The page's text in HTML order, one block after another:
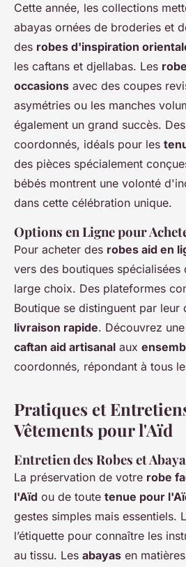
Cette année, les collections
abayas ornées de broderies et
des robes d'inspiration
les caftans et djellabas. Les
occasions avec des coupes
asymétries ou les manches
également un grand succès.
coordonnés, idéals pour les
des pièces spécialement
bébés montrent une volonté
dans cette célébration unique.
Options en Ligne pour
Pour acheter des robes aid en
vers des boutiques spécialisées
large choix. Des plateformes
Boutique se distinguent par leur
livraison rapide. Découvrez
caftan aid artisanal aux
coordonnés, répondant à tous
Pratiques et
Vêtements pour l'Aïd
Entretien des Robes et
La préservation de votre robe
l'Aïd ou de toute tenue pour
gestes simples mais essentiels.
l’étiquette pour connaître les
au tissu. Les abayas en